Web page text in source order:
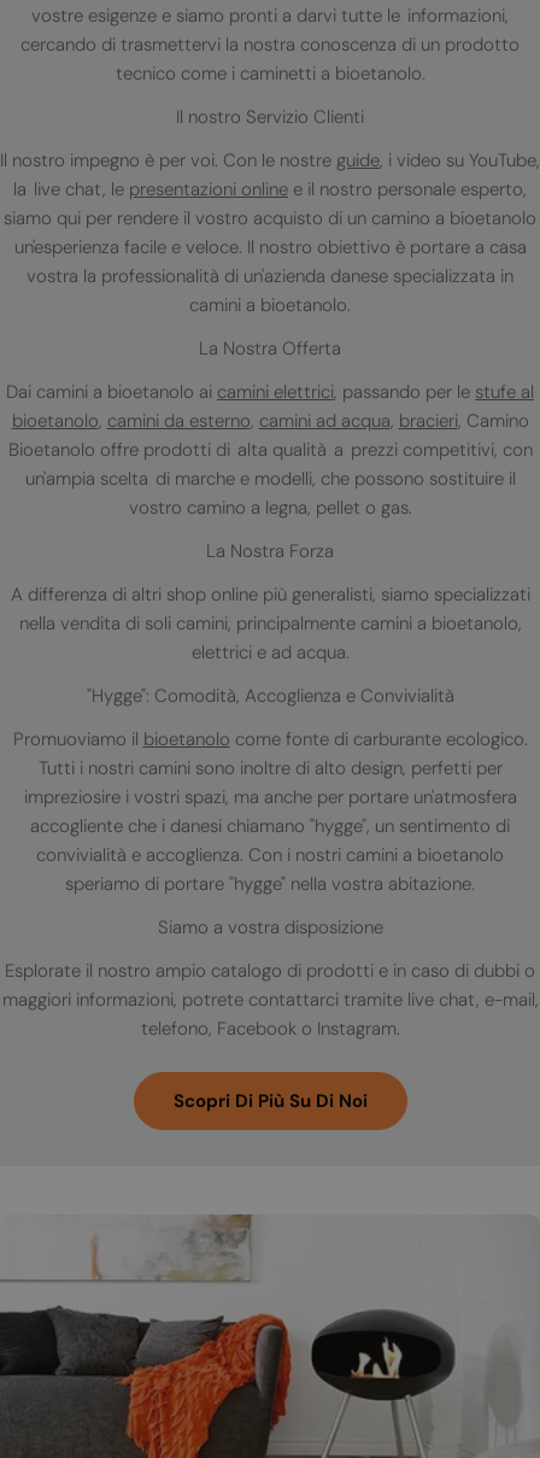
vostre esigenze e siamo pronti a darvi tutte le informazioni,
cercando di trasmettervi la nostra conoscenza di un prodotto
tecnico come i caminetti a bioetanolo.
Il nostro Servizio Clienti
Il nostro impegno è per voi. Con le nostre guide, i video su YouTube,
la live chat, le presentazioni online e il nostro personale esperto,
siamo qui per rendere il vostro acquisto di un camino a bioetanolo
un'esperienza facile e veloce. Il nostro obiettivo è portare a casa
vostra la professionalità di un'azienda danese specializzata in
camini a bioetanolo.
La Nostra Offerta
Dai camini a bioetanolo ai camini elettrici, passando per le stufe al
bioetanolo, camini da esterno, camini ad acqua, bracieri, Camino
Bioetanolo offre prodotti di alta qualità a prezzi competitivi, con
un'ampia scelta di marche e modelli, che possono sostituire il
vostro camino a legna, pellet o gas.
La Nostra Forza
A differenza di altri shop online più generalisti, siamo specializzati
nella vendita di soli camini, principalmente camini a bioetanolo,
elettrici e ad acqua.
"Hygge": Comodità, Accoglienza e Convivialità
Promuoviamo il bioetanolo come fonte di carburante ecologico.
Tutti i nostri camini sono inoltre di alto design, perfetti per
impreziosire i vostri spazi, ma anche per portare un'atmosfera
accogliente che i danesi chiamano "hygge", un sentimento di
convivialità e accoglienza. Con i nostri camini a bioetanolo
speriamo di portare "hygge" nella vostra abitazione.
Siamo a vostra disposizione
Esplorate il nostro ampio catalogo di prodotti e in caso di dubbi o
maggiori informazioni, potrete contattarci tramite live chat, e-mail,
telefono, Facebook o Instagram.
Scopri Di Più Su Di Noi